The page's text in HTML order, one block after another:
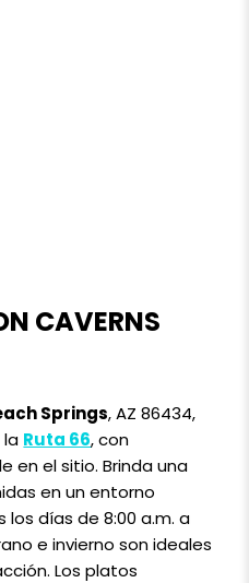
CAVERNS
Springs, AZ 86434,
la Ruta 66, con
en el sitio. Brinda una
en un entorno
días de 8:00 a.m. a
e invierno son ideales
Los platos